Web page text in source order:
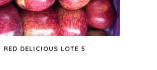
RED DELICIOUS LOTE 5